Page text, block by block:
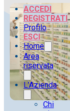
ACCEDI
REGISTRATI
Profilo
ESCI
Home
Area
riservata
L’Azienda
Chi